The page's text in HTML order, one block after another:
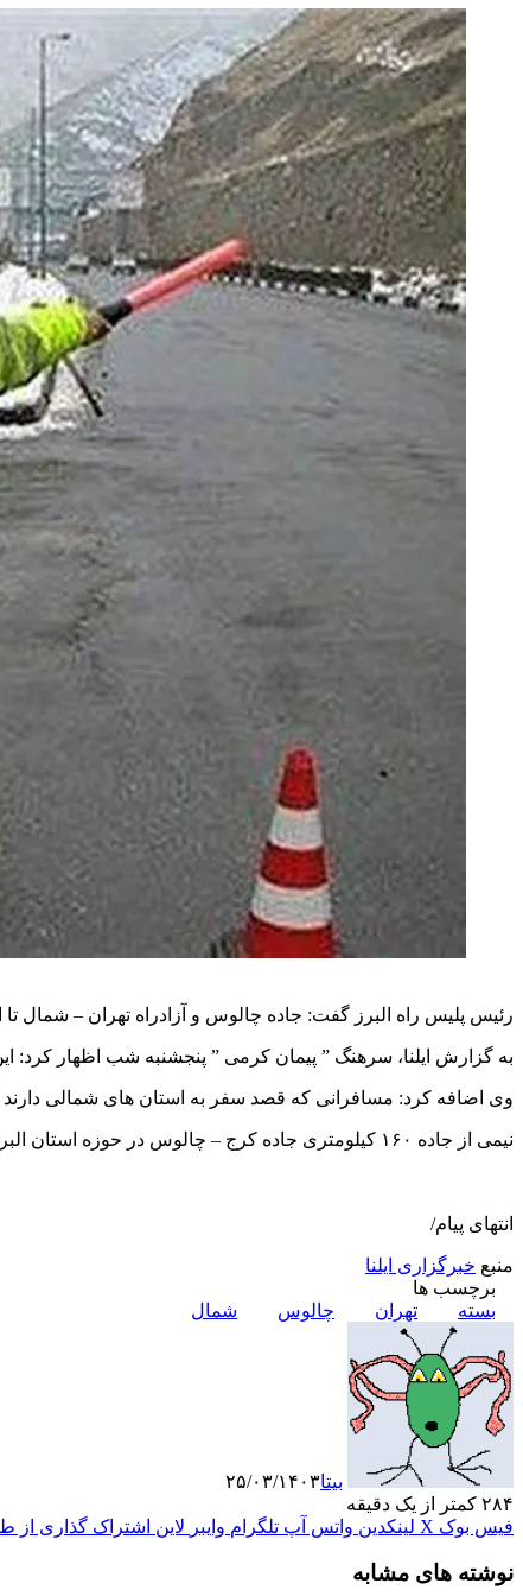
رئیس پلیس راه البرز گفت: جاده چالوس و آزادراه تهران – شمال تا
به گزارش ایلنا، سرهنگ ” پیمان کرمی ” پنجشنبه شب اظهار کرد:
وی اضافه کرد: مسافرانی که قصد سفر به استان های شمالی دارند
نیمی از جاده ۱۶۰ کیلومتری جاده کرج – چالوس در حوزه استان البرز و نیمی دیگر در حوزه استان مازندران است.
انتهای پیام/
منبع خبرگزاری ایلنا
برچسب ها
بسته
تهران چالوس شمال
بیتا۲۵/۰۳/۱۴۰۳
۲۸۴ کمتر از یک دقیقه
فیس بوک X لینکدین واتس آپ تلگرام وایبر لاین اشتراک گذاری از
نوشته های مشابه